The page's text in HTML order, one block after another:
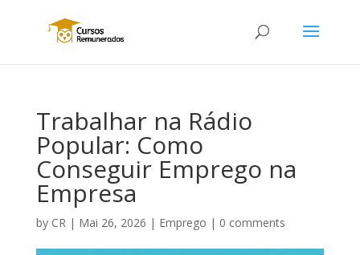
Trabalhar na Rádio
Popular: Como
Conseguir Emprego na
Empresa
by CR| Mai 26, 2026 | Emprego | 0 comments